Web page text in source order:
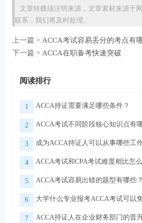
文章转载须注明来源，文章素材来源于
联系，我们将及时处理。
上一篇 > ACCA考试容易丢分的考点有
下一篇 > ACCA在职备考快速突破
阅读排行
1 ACCA持证需要满足哪些条件？
2 ACCA考试不同阶段核心知识点有
3 成为ACCA持证人可以从事哪些工
4 ACCA考试和CPA考试难度相比怎
5 ACCA考试容易出错的题型有哪些？
6 大学什么专业报考ACCA考试可以
7